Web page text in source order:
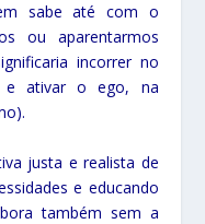
sabe até com o
ou aparentarmos
incorrer no
e ativar o ego, na
justa e realista de
e educando
também sem a